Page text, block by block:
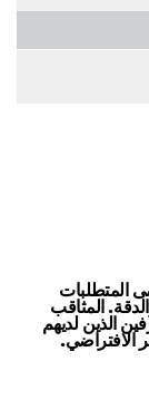
المتطلبات
المثاقب
الذين لديهم
الافتراضي.